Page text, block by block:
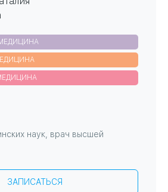
наук, врач высшей
ЗАПИСАТЬСЯ